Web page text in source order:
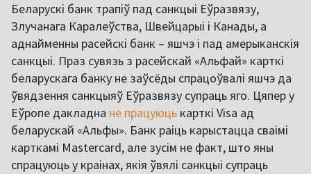
Беларускі банк трапіў пад санкцыі Еўразвязу,
Злучанага Каралеўства, Швейцарыі і Канады, а
аднайменны расейскі банк – яшчэ і пад амерыканскія
санкцыі. Праз сувязь з расейскай «Альфай» карткі
беларускага банку не заўсёды спрацоўвалі яшчэ да
ўвядзення санкцыяў Еўразвязу супраць яго. Цяпер у
Еўропе дакладна не працуюць карткі Visa ад
беларускай «Альфы». Банк раіць карыстацца сваімі
карткамі Mastercard, але зусім не факт, што яны
спрацуюць у краінах, якія ўвялі санкцыі супраць